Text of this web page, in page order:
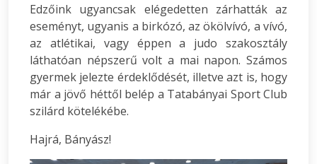
Edzőink ugyancsak elégedetten zárhatták az
eseményt, ugyanis a birkózó, az ökölvívó, a vívó,
az atlétikai, vagy éppen a judo szakosztály
láthatóan népszerű volt a mai napon. Számos
gyermek jelezte érdeklődését, illetve azt is, hogy
már a jövő héttől belép a Tatabányai Sport Club
szilárd kötelékébe.
Hajrá, Bányász!